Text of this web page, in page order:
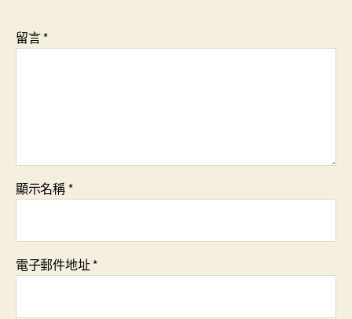
留言*
顯示名稱*
電子郵件地址*